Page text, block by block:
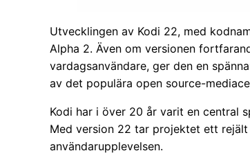
Utvecklingen av Kodi 22, med
Alpha 2. Även om versionen
vardagsanvändare, ger den en
av det populära open source-
Kodi har i över 20 år varit en central
Med version 22 tar projektet ett
användarupplevelsen.